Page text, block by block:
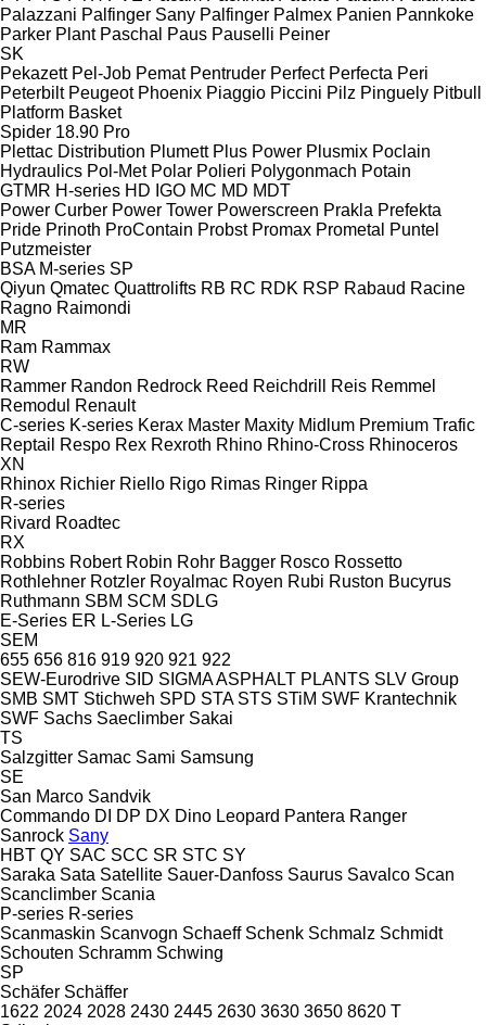
Palazzani Palfinger Sany Palfinger Palmex Panien Pannkoke
Parker Plant Paschal Paus Pauselli Peiner
SK
Pekazett Pel-Job Pemat Pentruder Perfect Perfecta Peri
Peterbilt Peugeot Phoenix Piaggio Piccini Pilz Pinguely Pitbull
Platform Basket
Spider 18.90 Pro
Plettac Distribution Plumett Plus Power Plusmix Poclain
Hydraulics Pol-Met Polar Polieri Polygonmach Potain
GTMR H-series HD IGO MC MD MDT
Power Curber Power Tower Powerscreen Prakla Prefekta
Pride Prinoth ProContain Probst Promax Prometal
Puntel
Putzmeister
BSA M-series SP
Qiyun Qmatec Quattrolifts RB RC RDK RSP Rabaud Racine
Ragno Raimondi
MR
Ram Rammax
RW
Rammer Randon Redrock Reed Reichdrill Reis Remmel
Remodul
Renault
C-series K-series Kerax Master Maxity Midlum Premium Trafic
Reptail
Respo Rex Rexroth Rhino Rhino-Cross Rhinoceros
XN
Rhinox Richier Riello Rigo Rimas Ringer Rippa
R-series
Rivard Roadtec
RX
Robbins Robert Robin Rohr Bagger Rosco Rossetto
Rothlehner Rotzler Royalmac Royen Rubi Ruston Bucyrus
Ruthmann SBM SCM SDLG
E-Series ER L-Series LG
SEM
655 656 816 919 920 921 922
SEW-Eurodrive SID SIGMA ASPHALT PLANTS SLV Group
SMB SMT Stichweh SPD STA STS STiM SWF Krantechnik
SWF Sachs Saeclimber Sakai
TS
Salzgitter Samac Sami Samsung
SE
San Marco Sandvik
Commando DI DP DX Dino Leopard Pantera Ranger
Sanrock Sany
HBT QY SAC SCC SR STC SY
Saraka Sata Satellite Sauer-Danfoss Saurus Savalco Scan
Scanclimber Scania
P-series R-series
Scanmaskin Scanvogn Schaeff Schenk Schmalz Schmidt
Schouten Schramm Schwing
SP
Schäfer Schäffer
1622 2024 2028 2430 2445 2630 3630 3650 8620 T